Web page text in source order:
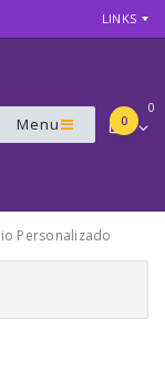
LINKS
Menu
0
0
Personalizado